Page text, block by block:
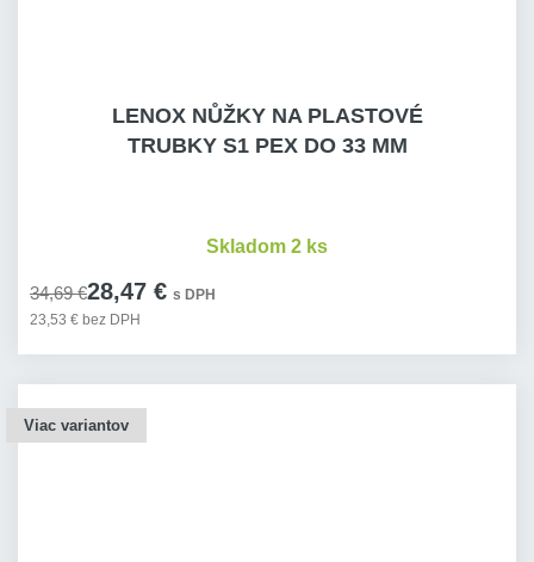
LENOX NŮŽKY NA PLASTOVÉ
TRUBKY S1 PEX DO 33 MM
34,69 €28,47 € s DPH
23,53 € bez DPH
Skladom 2 ks
Viac variantov